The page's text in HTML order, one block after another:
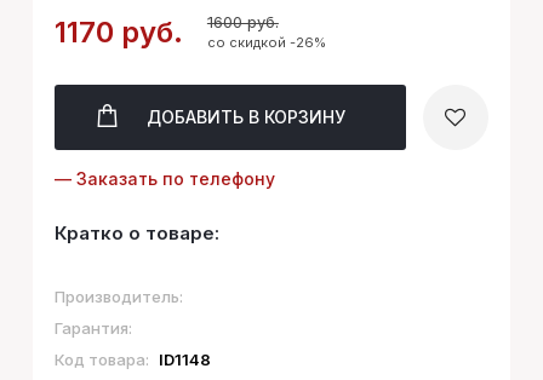
1170 руб. 1600 руб.
со скидкой -26%
ДОБАВИТЬ В КОРЗИНУ
— Заказать по телефону
Кратко о товаре:
Производитель:
Гарантия:
Код товара:
ID1148